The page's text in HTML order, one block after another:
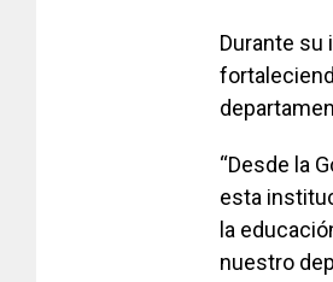
Durante su
“Desde la
esta
la
nuestro